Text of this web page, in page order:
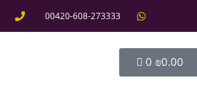
00420-608-273333
₪0.00
0